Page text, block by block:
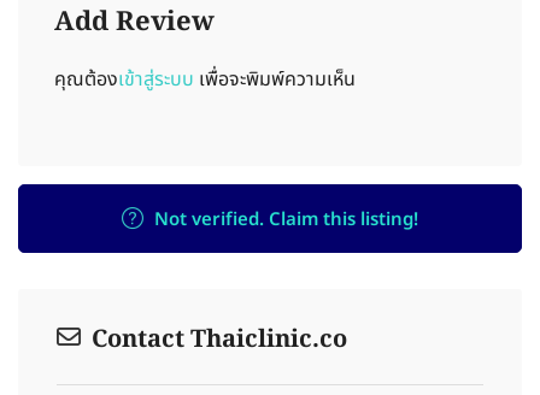
Add Review
คุณต้องเข้าสู่ระบบ เพื่อจะพิมพ์ความเห็น
Not verified. Claim this listing!
Contact Thaiclinic.co